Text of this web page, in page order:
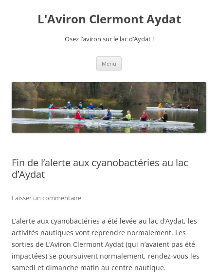
L'Aviron Clermont Aydat
Osez l’aviron sur le lac d’Aydat !
Menu
Fin de l’alerte aux cyanobactéries au lac
d’Aydat
Laisser un commentaire
L’alerte aux cyanobactéries a été levée au lac d’Aydat, les
activités nautiques vont reprendre normalement. Les
sorties de L’Aviron Clermont Aydat (qui n’avaient pas été
impactées) se poursuivent normalement, rendez-vous les
samedi et dimanche matin au centre nautique.